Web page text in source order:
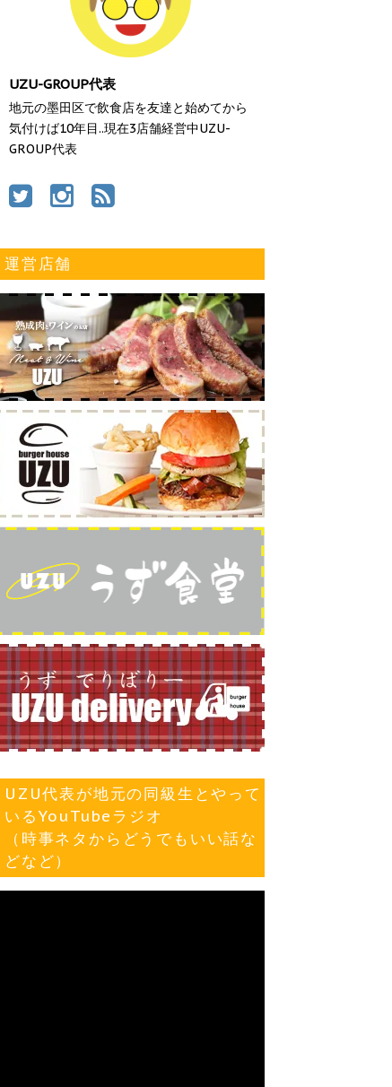
UZU-GROUP代表
地元の墨田区で飲食店を友達と始めてから
気付けば10年目..現在3店舗経営中UZU-
GROUP代表
運営店舗
UZU代表が地元の同級生とやって
いるYouTubeラジオ
（時事ネタからどうでもいい話な
どなど）